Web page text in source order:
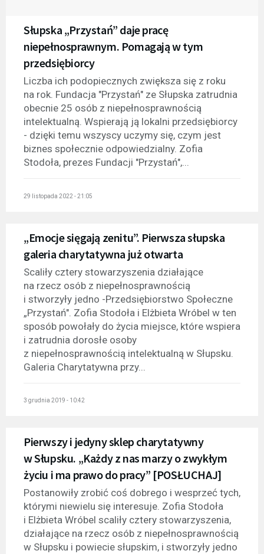
Słupska „Przystań” daje pracę
niepełnosprawnym. Pomagają w tym
przedsiębiorcy
Liczba ich podopiecznych zwiększa się z roku
na rok. Fundacja "Przystań" ze Słupska zatrudnia
obecnie 25 osób z niepełnosprawnością
intelektualną. Wspierają ją lokalni przedsiębiorcy
- dzięki temu wszyscy uczymy się, czym jest
biznes społecznie odpowiedzialny. Zofia
Stodoła, prezes Fundacji "Przystań",...
29 listopada 2022 - 21:05
„Emocje sięgają zenitu”. Pierwsza słupska
galeria charytatywna już otwarta
Scaliły cztery stowarzyszenia działające
na rzecz osób z niepełnosprawnością
i stworzyły jedno -Przedsiębiorstwo Społeczne
„Przystań". Zofia Stodoła i Elżbieta Wróbel w ten
sposób powołały do życia miejsce, które wspiera
i zatrudnia dorosłe osoby
z niepełnosprawnością intelektualną w Słupsku.
Galeria Charytatywna przy...
3 grudnia 2019 - 10:42
Pierwszy i jedyny sklep charytatywny
w Słupsku. „Każdy z nas marzy o zwykłym
życiu i ma prawo do pracy” [POSŁUCHAJ]
Postanowiły zrobić coś dobrego i wesprzeć tych,
którymi niewielu się interesuje. Zofia Stodoła
i Elżbieta Wróbel scaliły cztery stowarzyszenia,
działające na rzecz osób z niepełnosprawnością
w Słupsku i powiecie słupskim, i stworzyły jedno